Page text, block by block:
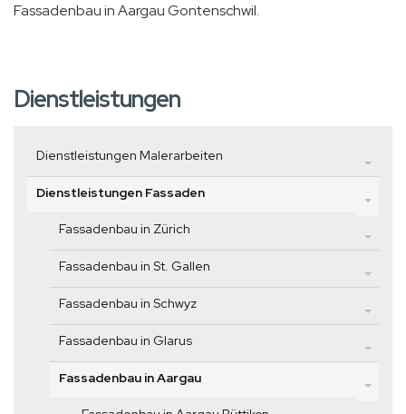
Fassadenbau in Aargau Gontenschwil.
Dienstleistungen
Dienstleistungen Malerarbeiten
Dienstleistungen Fassaden
Fassadenbau in Zürich
Fassadenbau in St. Gallen
Fassadenbau in Schwyz
Fassadenbau in Glarus
Fassadenbau in Aargau